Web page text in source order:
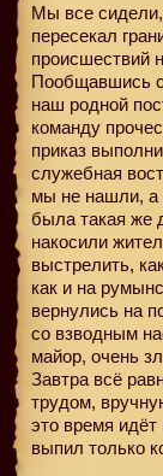
Мы все сидели,
пересекал
происшествий
Пообщавшись
наш родной
команду
приказ
служебная
мы не нашли, а
была такая же
накосили
выстрелить,
как и на
вернулись на
со взводным
майор, очень
Завтра всё
трудом,
это время
выпил только